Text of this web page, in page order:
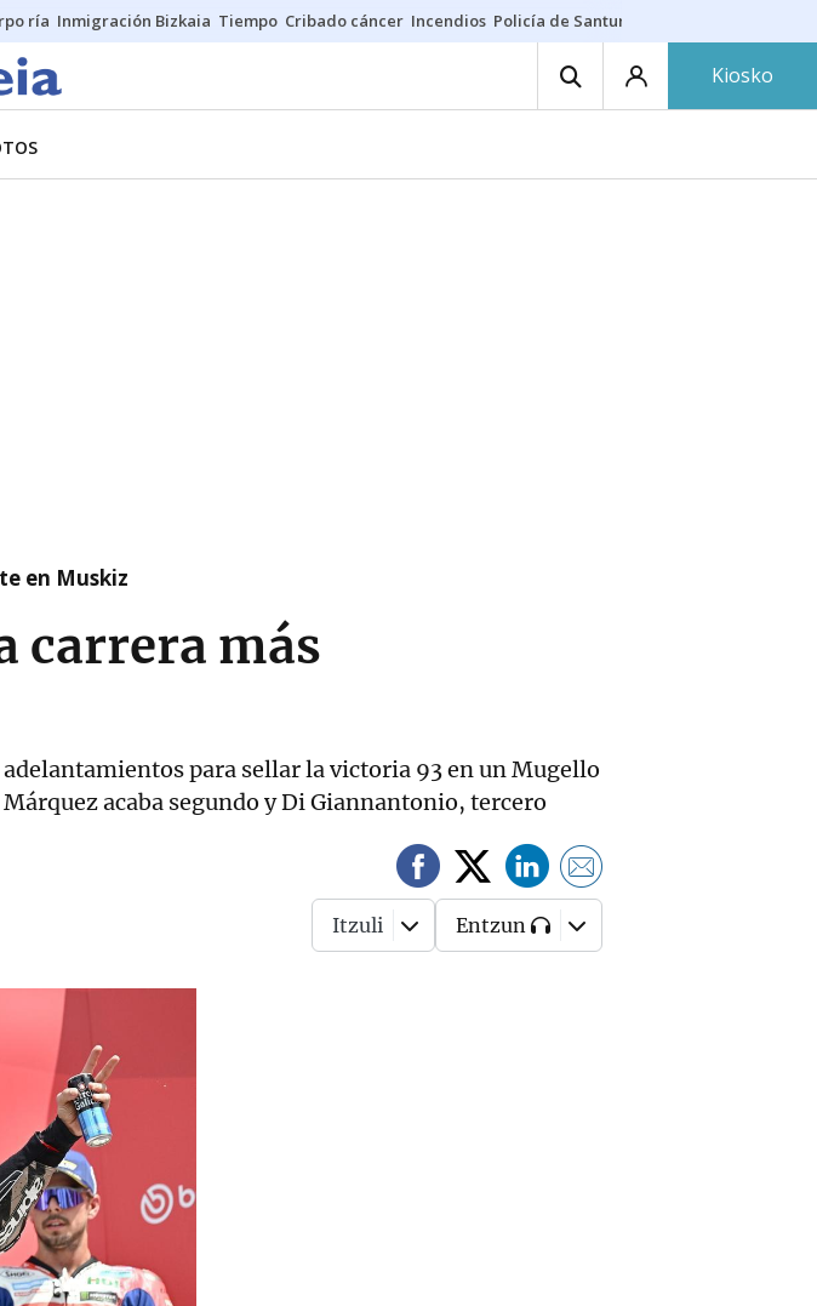
ría Inmigración Bizkaia Tiempo Cribado cáncer Incendios Policía de Santurtzi
Kiosko
en Muskiz
carrera más
para sellar la victoria 93 en un Mugello
acaba segundo y Di Giannantonio, tercero
Itzuli Entzun